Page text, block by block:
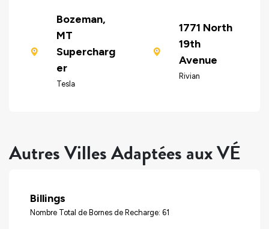
Bozeman,
MT
Supercharg
er
Tesla
1771 North
19th
Avenue
Rivian
Autres Villes Adaptées aux VÉ
Billings
Nombre Total de Bornes de Recharge: 61